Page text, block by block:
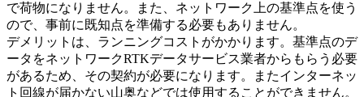
で荷物になりません。また、ネットワーク上の基準点を使う
ので、事前に既知点を準備する必要もありません。
デメリットは、ランニングコストがかかります。基準点のデ
ータをネットワークRTKデータサービス業者からもらう必要
があるため、その契約が必要になります。またインターネッ
ト回線が届かない山奥などでは使用することができません。